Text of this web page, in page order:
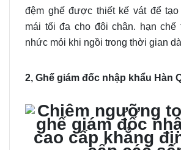
đệm ghế được thiết kế vát để tạo
mái tối đa cho đôi chân. hạn chế
nhức mỏi khi ngồi trong thời gian
2, Ghế giám đốc nhập khẩu Hàn